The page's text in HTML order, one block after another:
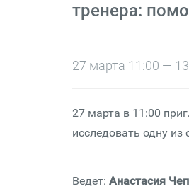
тренера:
27 марта 11:00 —
27 марта в 11:00
исследовать одну
Ведет: Анастасия